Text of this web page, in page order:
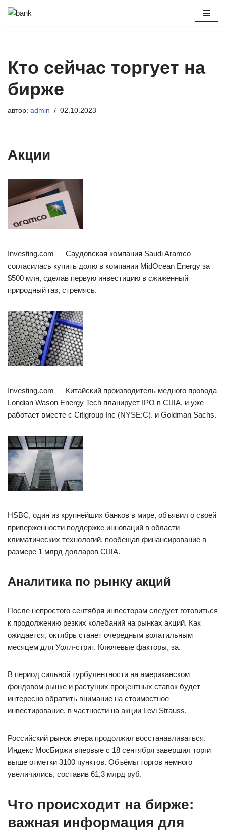
Кто сейчас торгует на
бирже
автор: admin 02.10.2023
Акции
Investing.com — Саудовская компания Saudi Aramco
согласилась купить долю в компании MidOcean Energy за
$500 млн, сделав первую инвестицию в сжиженный
природный газ, стремясь.
Investing.com — Китайский производитель медного провода
Londian Wason Energy Tech планирует IPO в США, и уже
работает вместе с Citigroup Inc (NYSE:C). и Goldman Sachs.
HSBC, один из крупнейших банков в мире, объявил о своей
приверженности поддержке инноваций в области
климатических технологий, пообещав финансирование в
размере 1 млрд долларов США.
Аналитика по рынку акций
После непростого сентября инвесторам следует готовиться
к продолжению резких колебаний на рынках акций. Как
ожидается, октябрь станет очередным волатильным
месяцем для Уолл-стрит. Ключевые факторы, за.
В период сильной турбулентности на американском
фондовом рынке и растущих процентных ставок будет
интересно обратить внимание на стоимостное
инвестирование, в частности на акции Levi Strauss.
Российский рынок вчера продолжил восстанавливаться.
Индекс МосБиржи впервые с 18 сентября завершил торги
выше отметки 3100 пунктов. Объёмы торгов немного
увеличились, составив 61,3 млрд руб.
Что происходит на бирже:
важная информация для